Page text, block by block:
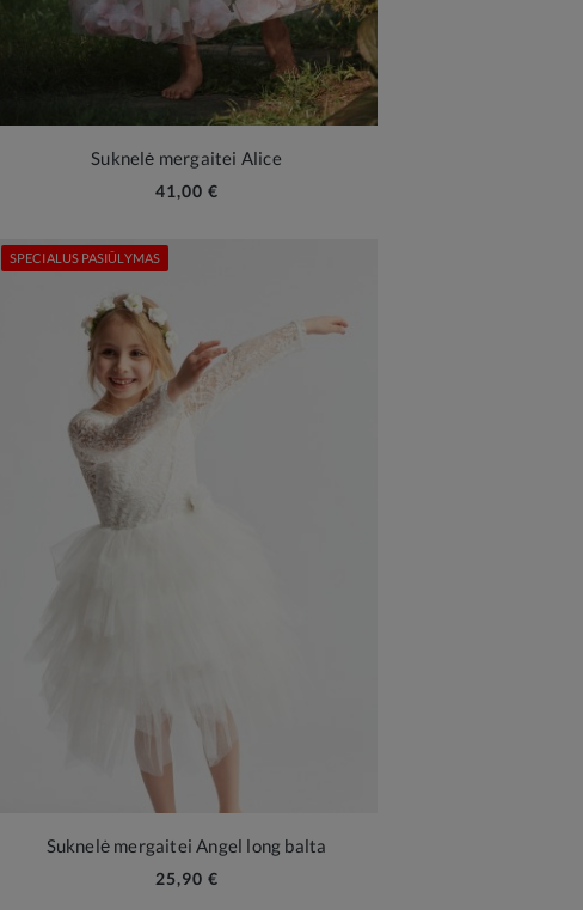
Suknelė mergaitei Alice
41,00 €
Suknelė mergaitei Angel long balta
25,90 €
SPECIALUS PASIŪLYMAS